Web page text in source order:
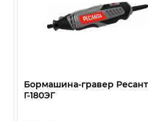
Бормашина-гравер
Г-180ЭГ